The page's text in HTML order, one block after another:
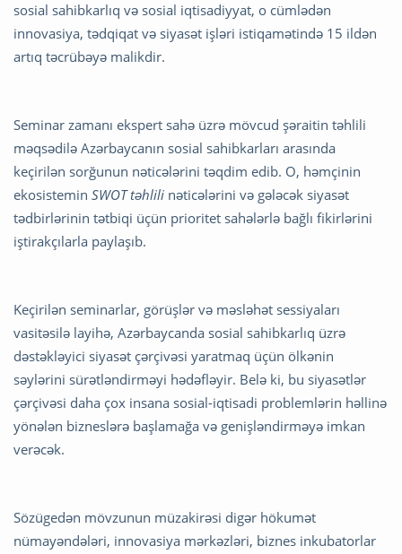
sosial sahibkarlıq və sosial iqtisadiyyat, o cümlədən
innovasiya, tədqiqat və siyasət işləri istiqamətində 15 ildən
artıq təcrübəyə malikdir.
Seminar zamanı ekspert sahə üzrə mövcud şəraitin təhlili
məqsədilə Azərbaycanın sosial sahibkarları arasında
keçirilən sorğunun nəticələrini təqdim edib. O, həmçinin
ekosistemin SWOT təhlili nəticələrini və gələcək siyasət
tədbirlərinin tətbiqi üçün prioritet sahələrlə bağlı fikirlərini
iştirakçılarla paylaşıb.
Keçirilən seminarlar, görüşlər və məsləhət sessiyaları
vasitəsilə layihə, Azərbaycanda sosial sahibkarlıq üzrə
dəstəkləyici siyasət çərçivəsi yaratmaq üçün ölkənin
səylərini sürətləndirməyi hədəfləyir. Belə ki, bu siyasətlər
çərçivəsi daha çox insana sosial-iqtisadi problemlərin həllinə
yönələn bizneslərə başlamağa və genişləndirməyə imkan
verəcək.
Sözügedən mövzunun müzakirəsi digər hökumət
nümayəndələri, innovasiya mərkəzləri, biznes inkubatorlar